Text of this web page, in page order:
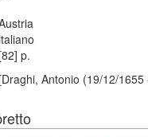
[82] p.
[Draghi, Antonio (19/12/